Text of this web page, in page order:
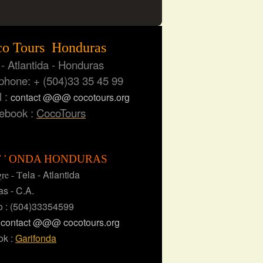
Tours Honduras
- Honduras
+ (504)33 35 45 99
contact @@@ cocotours.org
: CocoTours
' ONDA HONDURAS
- Tela - Atlantida
- C.A.
: (504)33354599
contact @@@ cocotours.org
: Garifonda